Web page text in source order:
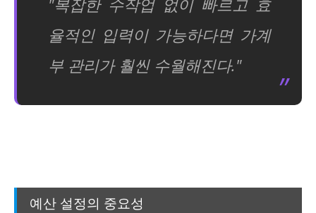
"복잡한 수작업 없이 빠르고 효
율적인 입력이 가능하다면 가계
부 관리가 훨씬 수월해진다."
예산 설정의 중요성